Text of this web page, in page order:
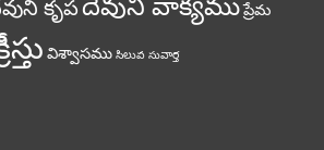
కృపదేవుని వాక్యముప్రేమ
విశ్వాసము సిలువ సువార్త